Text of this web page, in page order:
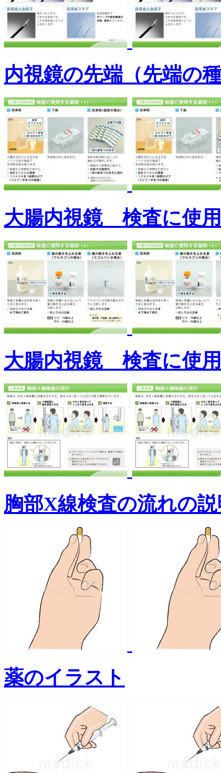
内視鏡の先端（先端の
大腸内視鏡 検査に使
大腸内視鏡 検査に使
胸部X線検査の流れの
薬のイラスト